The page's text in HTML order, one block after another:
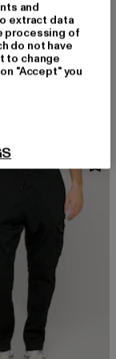
PANTS
and
extract data
processing of
do not have
to change
"Accept" you